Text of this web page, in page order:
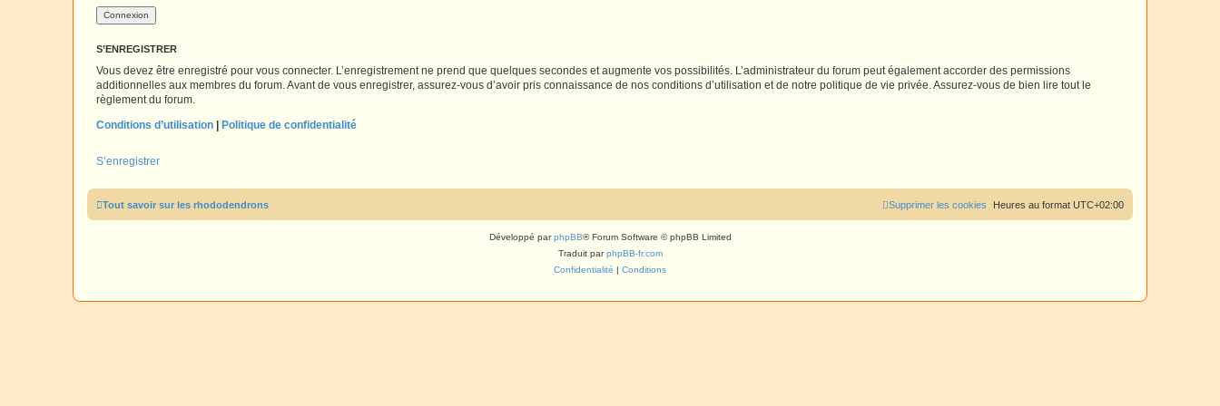
S’ENREGISTRER
Vous devez être enregistré pour vous connecter. L’enregistrement ne prend que quelques secondes et augmente vos possibilités. L’administrateur du forum peut également accorder des permissions
additionnelles aux membres du forum. Avant de vous enregistrer, assurez-vous d’avoir pris connaissance de nos conditions d’utilisation et de notre politique de vie privée. Assurez-vous de bien lire tout le
règlement du forum.
Conditions d’utilisation | Politique de confidentialité
S’enregistrer
Tout savoir sur les rhododendrons Heures au format UTC+02:00
Supprimer les cookies
Développé parphpBB® Forum Software © phpBB Limited
Traduit parphpBB-fr.com
Confidentialité | Conditions